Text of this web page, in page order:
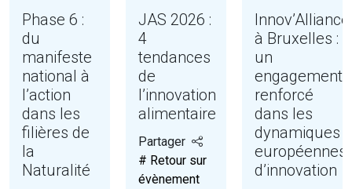
Phase 6 :
du
manifeste
national à
l’action
dans les
filières de
la
Naturalité
JAS 2026 :
4
tendances
de
l’innovation
alimentaire
Partager
# Retour sur
évènement
Innov’Alliance
à Bruxelles :
un
engagement
renforcé
dans les
dynamiques
européennes
d’innovation